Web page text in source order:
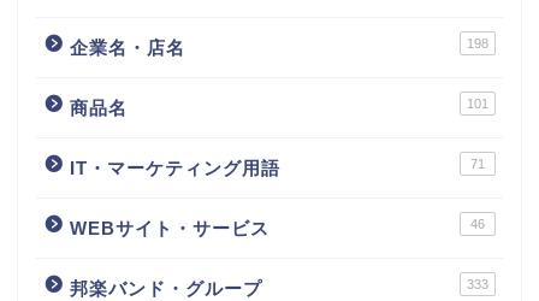
企業名・店名 198
商品名 101
IT・マーケティング用語 71
WEBサイト・サービス 46
邦楽バンド・グループ 333